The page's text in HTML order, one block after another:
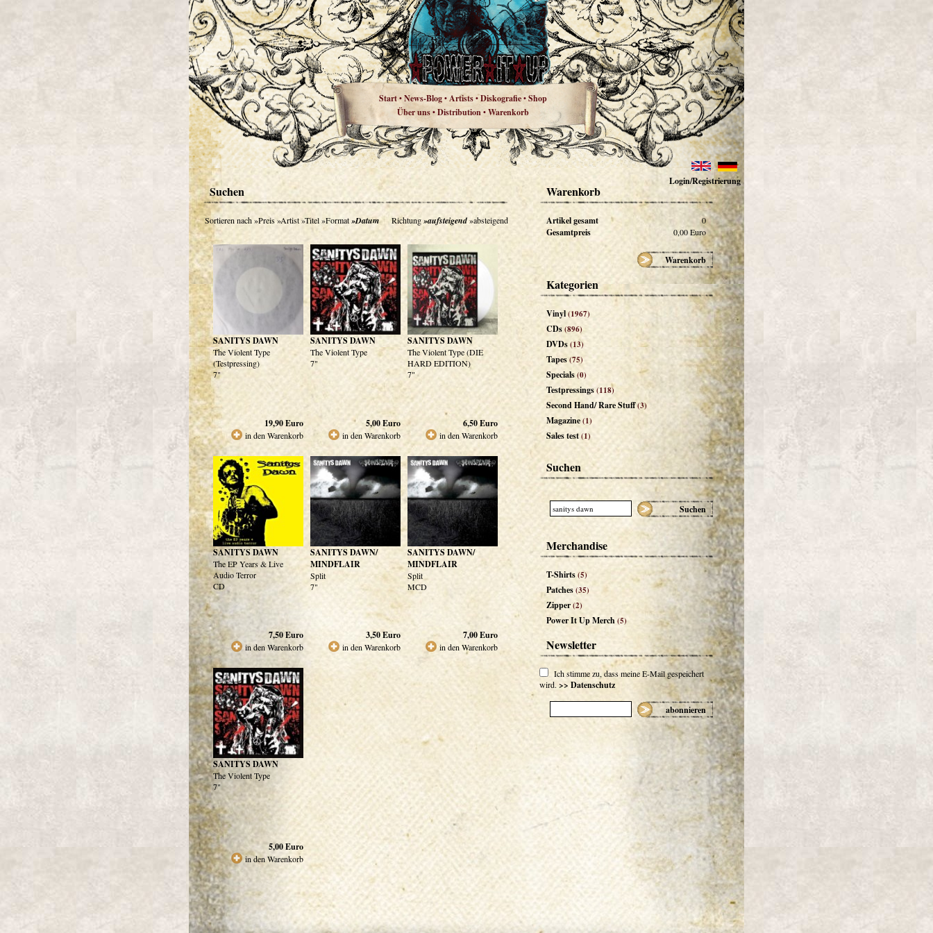
Start•News-Blog•Artists•Diskografie•Shop
Über uns•Distribution•Warenkorb
Login/Registrierung
Suchen
Sortieren nach»Preis»Artist»Titel»Format»Datum Richtung»aufsteigend»absteigend
SANITYS DAWN
The Violent Type
(Testpressing)
7"
19,90Euro
in den Warenkorb
SANITYS DAWN
The Violent Type
7"
5,00Euro
in den Warenkorb
SANITYS DAWN
The Violent Type (DIE
HARD EDITION)
7"
6,50Euro
in den Warenkorb
SANITYS DAWN
The EP Years & Live
Audio Terror
CD
7,50Euro
in den Warenkorb
SANITYS DAWN/
MINDFLAIR
Split
7"
3,50Euro
in den Warenkorb
SANITYS DAWN/
MINDFLAIR
Split
MCD
7,00Euro
in den Warenkorb
SANITYS DAWN
The Violent Type
7"
5,00Euro
in den Warenkorb
Warenkorb
Artikel gesamt 0
Gesamtpreis 0,00Euro
Warenkorb
Kategorien
Vinyl(1967)
CDs(896)
DVDs(13)
Tapes(75)
Specials(0)
Testpressings(118)
Second Hand/ Rare Stuff(3)
Magazine(1)
Sales test(1)
Suchen
Suchen
Merchandise
T-Shirts(5)
Patches(35)
Zipper(2)
Power It Up Merch(5)
Newsletter
Ich stimme zu, dass meine E-Mail gespeichert
wird. >> Datenschutz
abonnieren